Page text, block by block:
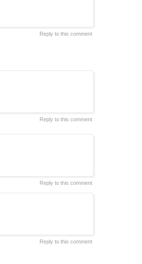
Reply to this comment
Reply to this comment
Reply to this comment
Reply to this comment